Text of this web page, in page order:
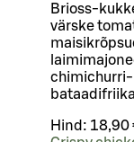
Brioss-
värske
chimichurri-
Hind: 18,90